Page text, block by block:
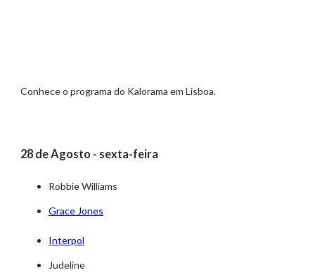
Conhece o programa do Kalorama em Lisboa.
28 de Agosto - sexta-feira
Robbie Williams
Grace Jones
Interpol
Judeline